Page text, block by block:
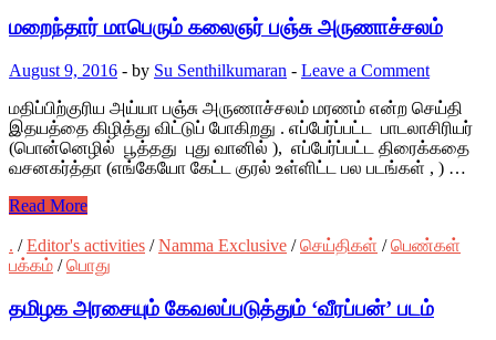
மறைந்தார் மாபெரும் கலைஞர் பஞ்சு அருணாச்சலம்
August 9, 2016 - by Su Senthilkumaran - Leave a Comment
மதிப்பிற்குரிய அய்யா பஞ்சு அருணாச்சலம் மரணம் என்ற செய்தி
இதயத்தை கிழித்து விட்டுப் போகிறது . எப்பேர்ப்பட்ட பாடலாசிரியர்
(பொன்னெழில் பூத்தது புது வானில் ), எப்பேர்ப்பட்ட திரைக்கதை
வசனகர்த்தா (எங்கேயோ கேட்ட குரல் உள்ளிட்ட பல படங்கள் , ) …
Read More
. /Editor's activities /Namma Exclusive /செய்திகள் /பெண்கள்
பக்கம் /பொது
தமிழக அரசையும் கேவலப்படுத்தும் ‘வீரப்பன்’ படம்